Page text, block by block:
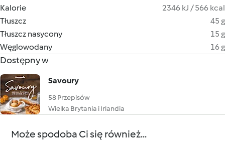
Kalorie
2346 kJ / 566 kcal
Tłuszcz
45 g
Tłuszcz nasycony
15 g
Węglowodany
16 g
Dostępny w
Savoury
58 Przepisów
Wielka Brytania i Irlandia
Może spodoba Ci się również...